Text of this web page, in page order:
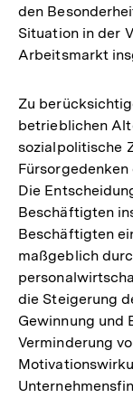
den
Situation in der
Arbeitsmarkt
Zu
betrieblichen
sozialpolitische
Die
Beschäftigten
Beschäftigten
maßgeblich
die Steigerung
Gewinnung und
Verminderung